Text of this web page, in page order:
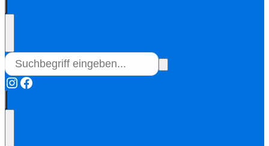
Instagram
Facebook